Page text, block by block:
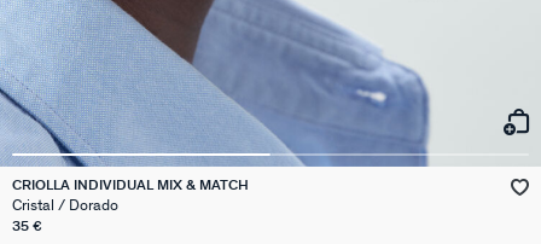
CRIOLLA INDIVIDUAL MIX & MATCH
Cristal / Dorado
35 €